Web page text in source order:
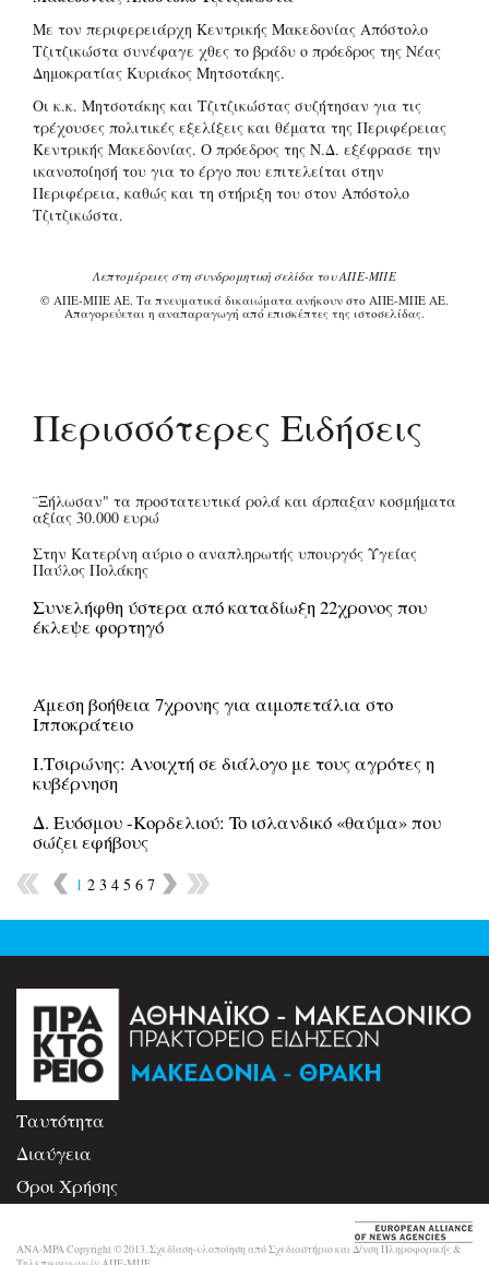
Με τον περιφερειάρχη Κεντρικής Μακεδονίας Απόστολο
Τζιτζικώστα συνέφαγε χθες το βράδυ ο πρόεδρος της Νέας
Δημοκρατίας Κυριάκος Μητσοτάκης.
Οι κ.κ. Μητσοτάκης και Τζιτζικώστας συζήτησαν για τις
τρέχουσες πολιτικές εξελίξεις και θέματα της Περιφέρειας
Κεντρικής Μακεδονίας. Ο πρόεδρος της Ν.Δ. εξέφρασε την
ικανοποίησή του για το έργο που επιτελείται στην
Περιφέρεια, καθώς και τη στήριξη του στον Απόστολο
Τζιτζικώστα.
Λεπτομέρειες στη συνδρομητική σελίδα του ΑΠΕ-ΜΠΕ
© ΑΠΕ-ΜΠΕ ΑΕ. Τα πνευματικά δικαιώματα ανήκουν στο ΑΠΕ-ΜΠΕ ΑΕ.
Απαγορεύεται η αναπαραγωγή από επισκέπτες της ιστοσελίδας.
Περισσότερες Ειδήσεις
¨Ξήλωσαν" τα προστατευτικά ρολά και άρπαξαν κοσμήματα
αξίας 30.000 ευρώ
Στην Κατερίνη αύριο ο αναπληρωτής υπουργός Υγείας
Παύλος Πολάκης
Συνελήφθη ύστερα από καταδίωξη 22χρονος που
έκλεψε φορτηγό
Άμεση βοήθεια 7χρονης για αιμοπετάλια στο
Ιπποκράτειο
Ι.Τσιρώνης: Ανοιχτή σε διάλογο με τους αγρότες η
κυβέρνηση
Δ. Ευόσμου -Κορδελιού: To ισλανδικό «θαύμα» που
σώζει εφήβους
1 2 3 4 5 6 7
Ταυτότητα
Διαύγεια
Όροι Χρήσης
ANA-MPA Copyright © 2013. Σχεδίαση-υλοποίηση από Σχεδιαστήριο και Δ/νση Πληροφορικής &